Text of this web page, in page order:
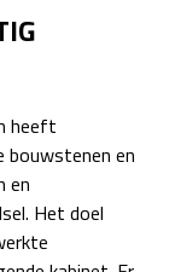
heeft
en
en
Het doel